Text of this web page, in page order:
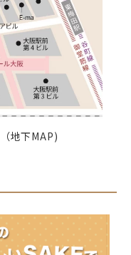
地下MAP)